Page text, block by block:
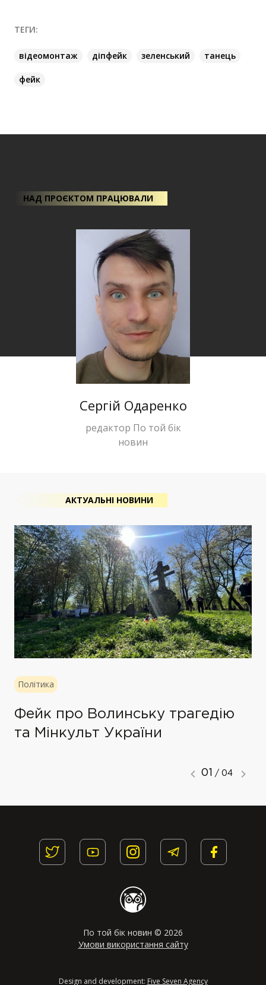
ТЕГИ:
відеомонтаж діпфейк зеленський танець
фейк
НАД ПРОЄКТОМ ПРАЦЮВАЛИ
Сергій Одаренко
редактор По той бік
новин
АКТУАЛЬНІ НОВИНИ
Політика
Фейк про Волинську трагедію
та Мінкульт України
01 / 04
По той бік новин © 2026
Умови використання сайту
Design and development: Five Seven Agency